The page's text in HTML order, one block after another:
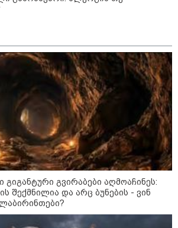
გიგანტური გვირაბები აღმოაჩინეს:
შექმნილია და არც ბუნების - ვინ